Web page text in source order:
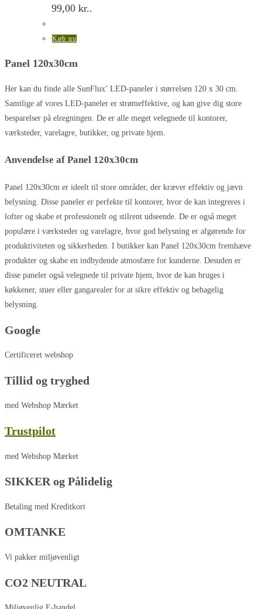
99,00 kr..
Køb nu
Panel 120x30cm
Her kan du finde alle SunFlux’ LED-paneler i størrelsen 120 x 30 cm.
Samtlige af vores LED-paneler er strømeffektive, og kan give dig store
besparelser på elregningen. De er alle meget velegnede til kontorer,
værksteder, varelagre, butikker, og private hjem.
Anvendelse af Panel 120x30cm
Panel 120x30cm er ideelt til store områder, der kræver effektiv og jævn
belysning. Disse paneler er perfekte til kontorer, hvor de kan integreres i
lofter og skabe et professionelt og stilrent udseende. De er også meget
populære i værksteder og varelagre, hvor god belysning er afgørende for
produktiviteten og sikkerheden. I butikker kan Panel 120x30cm fremhæve
produkter og skabe en indbydende atmosfære for kunderne. Desuden er
disse paneler også velegnede til private hjem, hvor de kan bruges i
køkkener, stuer eller gangarealer for at sikre effektiv og behagelig
belysning.
Google
Certificeret webshop
Tillid og tryghed
med Webshop Mærket
Trustpilot
med Webshop Mærket
SIKKER og Pålidelig
Betaling med Kreditkort
OMTANKE
Vi pakker miljøvenligt
CO2 NEUTRAL